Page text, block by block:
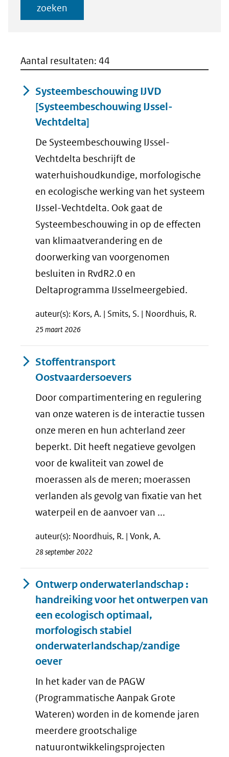
zoeken
Aantal resultaten: 44
Systeembeschouwing IJVD
[Systeembeschouwing IJssel-
Vechtdelta]
De Systeembeschouwing IJssel-
Vechtdelta beschrijft de
waterhuishoudkundige, morfologische
en ecologische werking van het systeem
IJssel-Vechtdelta. Ook gaat de
Systeembeschouwing in op de effecten
van klimaatverandering en de
doorwerking van voorgenomen
besluiten in RvdR2.0 en
Deltaprogramma IJsselmeergebied.
auteur(s): Kors, A. | Smits, S. | Noordhuis, R.
25 maart 2026
Stoffentransport
Oostvaardersoevers
Door compartimentering en regulering
van onze wateren is de interactie tussen
onze meren en hun achterland zeer
beperkt. Dit heeft negatieve gevolgen
voor de kwaliteit van zowel de
moerassen als de meren; moerassen
verlanden als gevolg van fixatie van het
waterpeil en de aanvoer van ...
auteur(s): Noordhuis, R. | Vonk, A.
28 september 2022
Ontwerp onderwaterlandschap :
handreiking voor het ontwerpen van
een ecologisch optimaal,
morfologisch stabiel
onderwaterlandschap/zandige
oever
In het kader van de PAGW
(Programmatische Aanpak Grote
Wateren) worden in de komende jaren
meerdere grootschalige
natuurontwikkelingsprojecten